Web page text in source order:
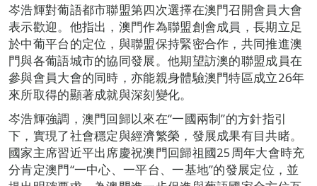
岑浩輝對葡語都市聯盟第四次選擇在澳門召開會員大會
表示歡迎。他指出，澳門作為聯盟創會成員，長期立足
於中葡平台的定位，與聯盟保持緊密合作，共同推進澳
門與各葡語城市的協同發展。他期望訪澳的聯盟成員在
參與會員大會的同時，亦能親身體驗澳門特區成立26年
來所取得的顯著成就與深刻變化。
岑浩輝強調，澳門回歸以來在“一國兩制”的方針指引
下，實現了社會穩定與經濟繁榮，發展成果有目共睹。
國家主席習近平出席慶祝澳門回歸祖國25周年大會時充
分肯定澳門“一中心、一平台、一基地”的發展定位，並